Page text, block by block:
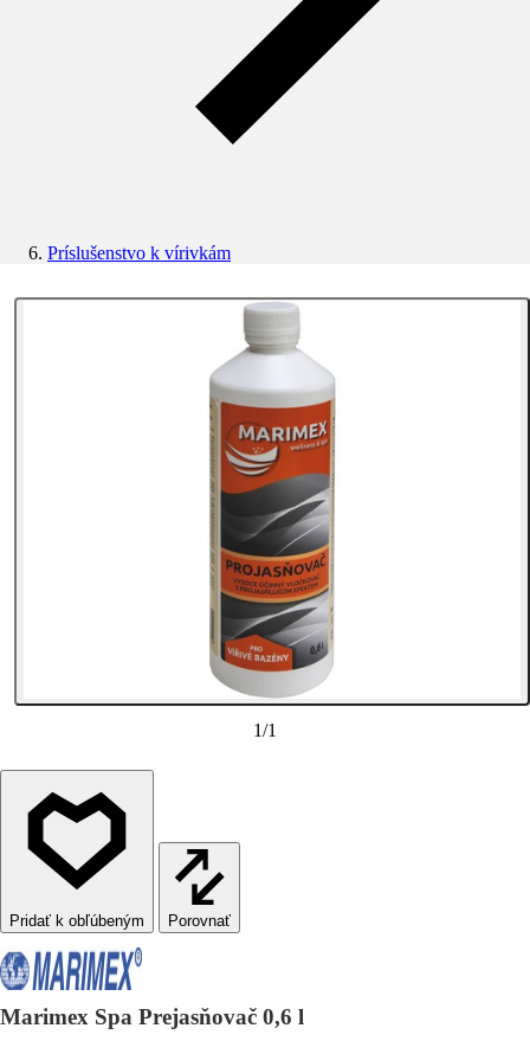
Príslušenstvo k vírivkám
1/1
Porovnať
Marimex Spa Prejasňovač 0,6 l